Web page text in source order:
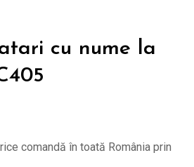
cu nume la
comandă în toată România prin